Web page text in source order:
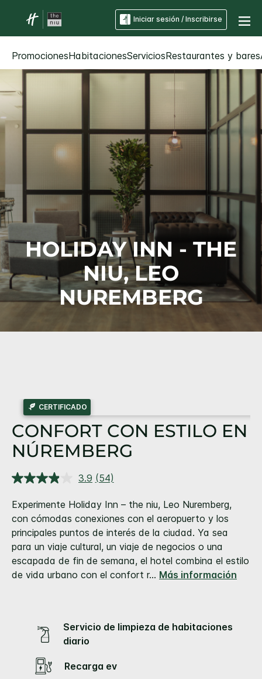
Iniciar sesión / Inscribirse
PromocionesHabitacionesServiciosRestaurantes y bares
HOLIDAY INN - THE
NIU, LEO
NUREMBERG
CERTIFICADO
CONFORT CON ESTILO EN
NÚREMBERG
3.9 Lea
reseñas.
Enlace
en
la
misma
página.
(54)
Experimente Holiday Inn – the niu, Leo Nuremberg,
con cómodas conexiones con el aeropuerto y los
principales puntos de interés de la ciudad. Ya sea
para un viaje cultural, un viaje de negocios o una
escapada de fin de semana, el hotel combina el estilo
de vida urbano con el confort r... Más información
Servicio de limpieza de habitaciones
diario
Recarga ev